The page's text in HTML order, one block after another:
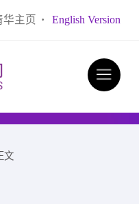
华主页 · English Version
文